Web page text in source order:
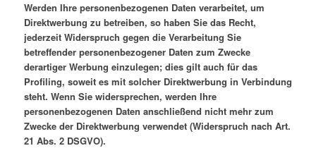
Werden Ihre personenbezogenen Daten verarbeitet, um
Direktwerbung zu betreiben, so haben Sie das Recht,
jederzeit Widerspruch gegen die Verarbeitung Sie
betreffender personenbezogener Daten zum Zwecke
derartiger Werbung einzulegen; dies gilt auch für das
Profiling, soweit es mit solcher Direktwerbung in Verbindung
steht. Wenn Sie widersprechen, werden Ihre
personenbezogenen Daten anschließend nicht mehr zum
Zwecke der Direktwerbung verwendet (Widerspruch nach Art.
21 Abs. 2 DSGVO).